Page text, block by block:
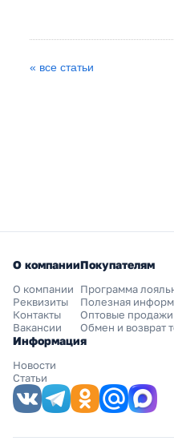
« все статьи
О компании
О компании
Реквизиты
Контакты
Вакансии
Покупателям
Программа
Полезная
Оптовые продажи
Обмен и возврат
Информация
Новости
Статьи